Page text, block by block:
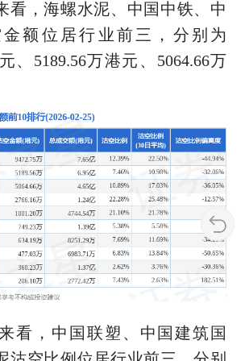
看，海螺水泥、中国中铁、中
额位居行业前三，分别为
、5189.56万港元、5064.66万
看，中国联塑、中国建筑国